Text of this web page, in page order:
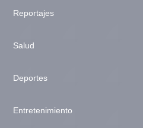
Reportajes
Salud
Deportes
Entretenimiento